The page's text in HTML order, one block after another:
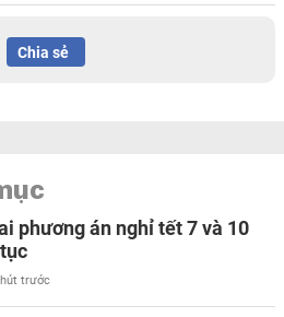
Chia sẻ
phương án nghỉ tết 7 và 10
trước